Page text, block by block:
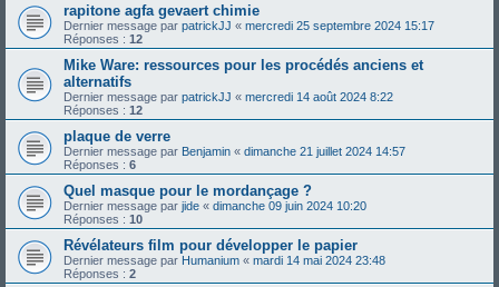
rapitone agfa gevaert chimie
Dernier message par patrickJJ « mercredi 25 septembre 2024 15:17
Réponses : 12
Mike Ware: ressources pour les procédés anciens et
alternatifs
Dernier message par patrickJJ « mercredi 14 août 2024 8:22
Réponses : 12
plaque de verre
Dernier message par Benjamin « dimanche 21 juillet 2024 14:57
Réponses : 6
Quel masque pour le mordançage ?
Dernier message par jide « dimanche 09 juin 2024 10:20
Réponses : 10
Révélateurs film pour développer le papier
Dernier message par Humanium « mardi 14 mai 2024 23:48
Réponses : 2